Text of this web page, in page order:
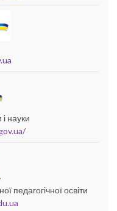
науки
педагогічної освіти